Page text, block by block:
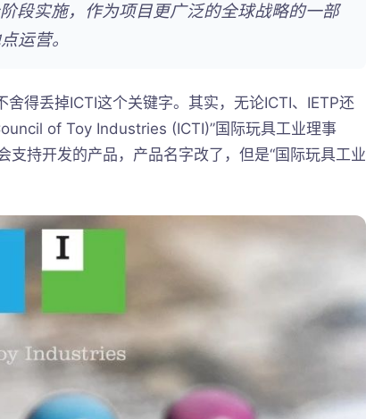
段实施，作为项目更广泛的全球战略的一部
运营。
舍得丢掉ICTI这个关键字。其实，无论ICTI、IETP还
of Toy Industries (ICTI)”国际玩具工业理事
支持开发的产品，产品名字改了，但是“国际玩具工业